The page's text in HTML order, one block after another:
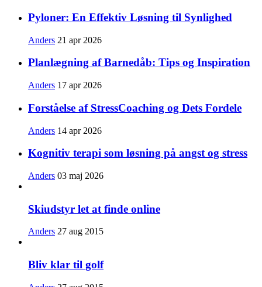
Pyloner: En Effektiv Løsning til Synlighed
Anders 21 apr 2026
Planlægning af Barnedåb: Tips og Inspiration
Anders 17 apr 2026
Forståelse af StressCoaching og Dets Fordele
Anders 14 apr 2026
Kognitiv terapi som løsning på angst og stress
Anders 03 maj 2026
Skiudstyr let at finde online
Anders 27 aug 2015
Bliv klar til golf